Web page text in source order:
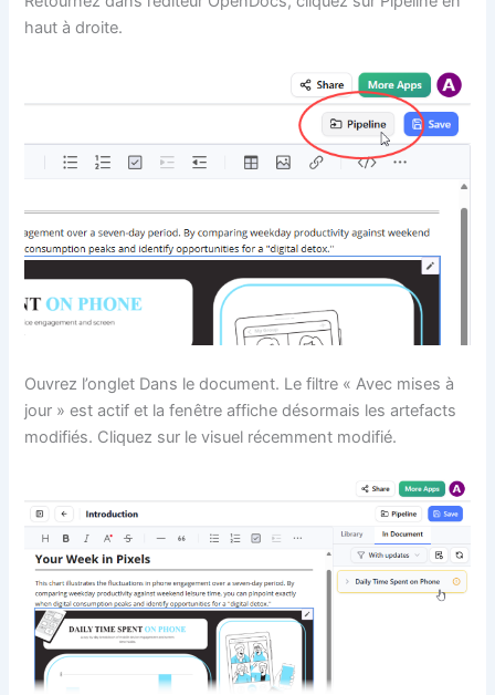
haut à droite.
Ouvrez l’onglet Dans le document. Le filtre « Avec mises à
jour » est actif et la fenêtre affiche désormais les artefacts
modifiés. Cliquez sur le visuel récemment modifié.